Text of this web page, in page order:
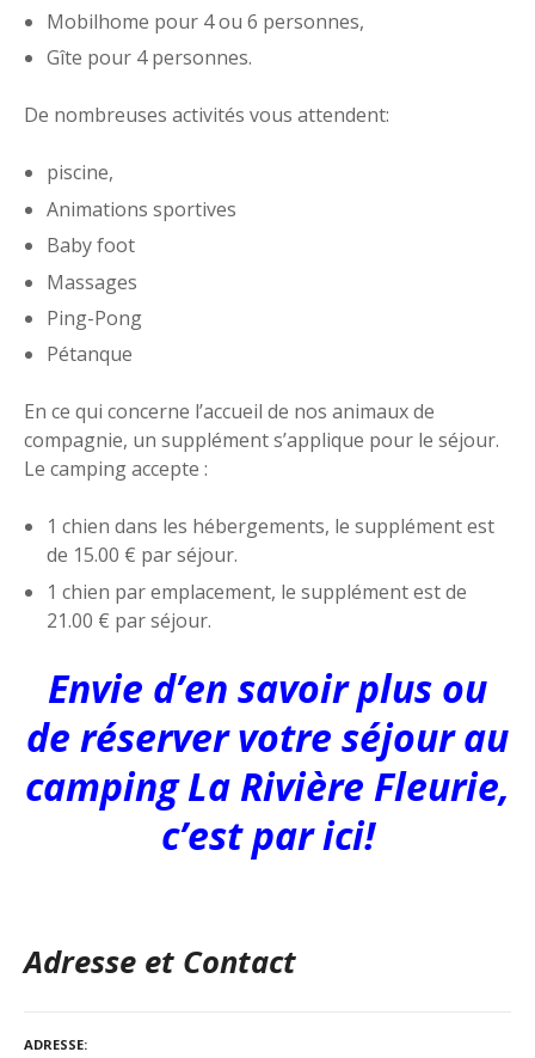
Mobilhome pour 4 ou 6 personnes,
Gîte pour 4 personnes.
De nombreuses activités vous attendent:
piscine,
Animations sportives
Baby foot
Massages
Ping-Pong
Pétanque
En ce qui concerne l’accueil de nos animaux de
compagnie, un supplément s’applique pour le séjour.
Le camping accepte :
1 chien dans les hébergements, le supplément est
de 15.00 € par séjour.
1 chien par emplacement, le supplément est de
21.00 € par séjour.
Envie d’en savoir plus ou
de réserver votre séjour au
camping La Rivière Fleurie,
c’est par ici!
Adresse et Contact
ADRESSE